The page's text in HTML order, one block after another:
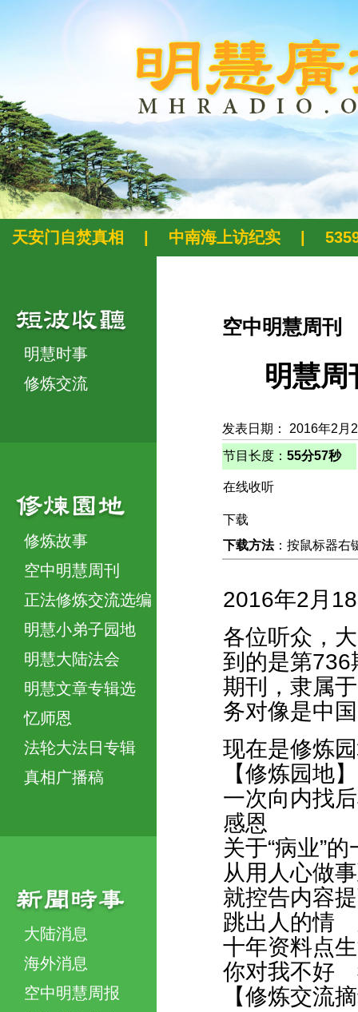
天安门自焚真相 中南海上访纪实
明慧时事
修炼交流
修炼故事
空中明慧周刊
正法修炼交流选编
明慧小弟子园地
明慧大陆法会
明慧文章专辑选
忆师恩
法轮大法日专辑
真相广播稿
大陆消息
海外消息
空中明慧周报
空中明慧周刊
明慧周
发表日期： 2016年2月
节目长度： 55分57秒
在线收听
下载
下载方法：按鼠标器右
2016年2月
各位听众，
到的是第736
期刊，隶属
务对像是中
现在是修炼
【修炼园地】
一次向内找
感恩
关于“病业”
从用人心做
就控告内容
跳出人的情
十年资料点
你对我不好
【修炼交流